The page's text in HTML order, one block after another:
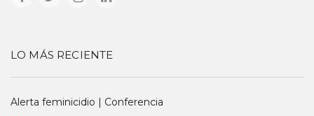
LO MÁS RECIENTE
Alerta feminicidio | Conferencia